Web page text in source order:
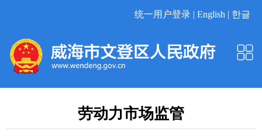
统一用户登录 | English | 한글
劳动力市场监管